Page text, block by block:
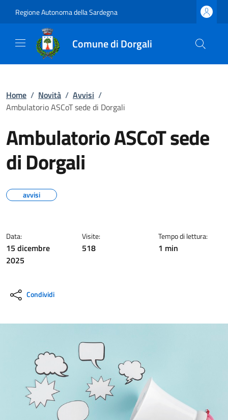
Regione Autonoma della Sardegna
Comune di Dorgali
Home / Novità / Avvisi /
Ambulatorio ASCoT sede di Dorgali
Ambulatorio ASCoT sede
di Dorgali
avvisi
Data:
15 dicembre
2025
Visite:
518
Tempo di lettura:
1 min
Condividi